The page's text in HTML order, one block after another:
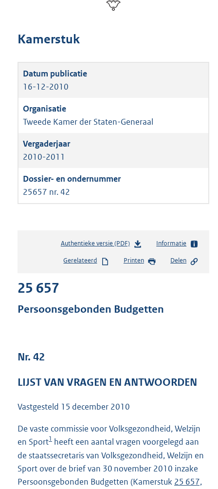
Kamerstuk
16-12-2010
Tweede Kamer der Staten-Generaal
2010-2011
25657 nr. 42
Authentieke versie (PDF)b
s
d
s
e
3
b
Informatie
Gerelateerd Printen Delen
25 657
Persoonsgebonden Budgetten
Nr. 42
LIJST VAN VRAGEN EN ANTWOORDEN
Vastgesteld 15 december 2010
De vaste commissie voor Volksgezondheid, Welzijn
en Sport1 heeft een aantal vragen voorgelegd aan
de staatssecretaris van Volksgezondheid, Welzijn en
Sport over de brief van 30 november 2010 inzake
Persoonsgebonden Budgetten (Kamerstuk 25 657,